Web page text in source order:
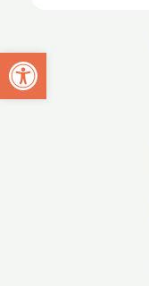
Ouvrir la barre d’outils